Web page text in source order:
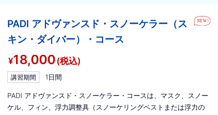
PADI アドヴァンスド・スノーケラー（ス
キン・ダイバー）・コース
¥18,000(税込)
講習期間 1日間
PADI アドヴァンスド・スノーケラー・コースは、マスク、スノー
ケル、フィン、浮力調整具（スノーケリングベストまたは浮力の